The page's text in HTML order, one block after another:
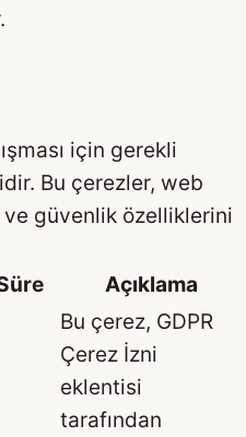
için gerekli
Bu çerezler, web
güvenlik özelliklerini
Açıklama
Bu çerez, GDPR
Çerez İzni
eklentisi
tarafından